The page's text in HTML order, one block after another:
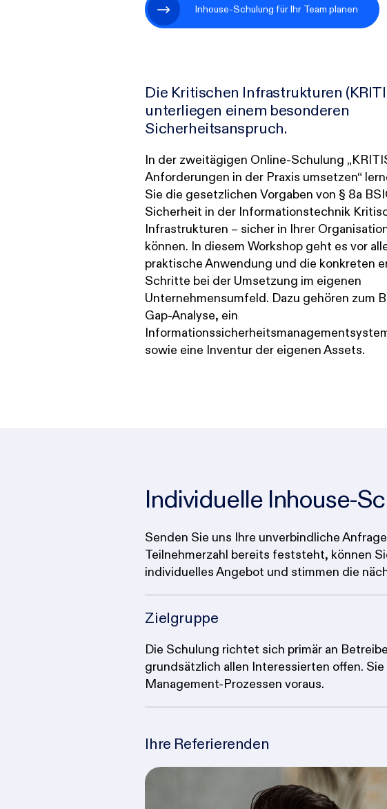
Zur Übersicht
Inhouse-Schulung für Ihr Team planen
Die Kritischen Infrastrukturen
unterliegen einem besonderen
Sicherheitsanspruch.
In der zweitägigen Online-Schulung
Anforderungen in der Praxis umsetzen“
Sie die gesetzlichen Vorgaben von § 8a
Sicherheit in der Informationstechnik
Infrastrukturen – sicher in Ihrer
können. In diesem Workshop geht es vor
praktische Anwendung und die konkreten
Schritte bei der Umsetzung im eigenen
Unternehmensumfeld. Dazu gehören zum
Gap-Analyse, ein
sowie eine Inventur der eigenen Assets.
Individuelle Inhouse-
Senden Sie uns Ihre unverbindliche
Teilnehmerzahl bereits feststeht, können
individuelles Angebot und stimmen die
Zielgruppe
Die Schulung richtet sich primär an
grundsätzlich allen Interessierten offen.
Management-Prozessen voraus.
Ihre Referierenden